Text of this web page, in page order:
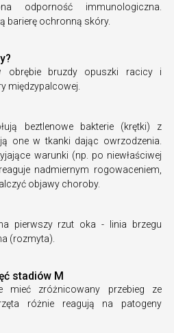
odporność immunologiczna.
barierę ochronną skóry.
obrębie bruzdy opuszki racicy i
międzypalcowej.
beztlenowe bakterie (krętki) z
one w tkanki dając owrzodzenia.
warunki (np. po niewłaściwej
nadmiernym rogowaceniem,
objawy choroby.
pierwszy rzut oka - linia brzegu
(rozmyta).
stadiów M
mieć zróżnicowany przebieg ze
różnie reagują na patogeny